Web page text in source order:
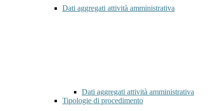
Dati aggregati attività amministrativa
Dati aggregati attività amministrativa
Tipologie di procedimento